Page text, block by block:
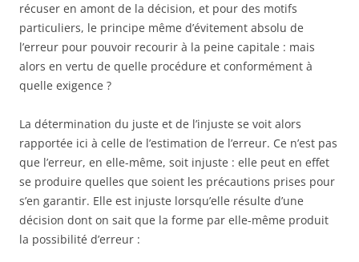
récuser en amont de la décision, et pour des motifs
particuliers, le principe même d’évitement absolu de
l’erreur pour pouvoir recourir à la peine capitale : mais
alors en vertu de quelle procédure et conformément à
quelle exigence ?
La détermination du juste et de l’injuste se voit alors
rapportée ici à celle de l’estimation de l’erreur. Ce n’est pas
que l’erreur, en elle-même, soit injuste : elle peut en effet
se produire quelles que soient les précautions prises pour
s’en garantir. Elle est injuste lorsqu’elle résulte d’une
décision dont on sait que la forme par elle-même produit
la possibilité d’erreur :